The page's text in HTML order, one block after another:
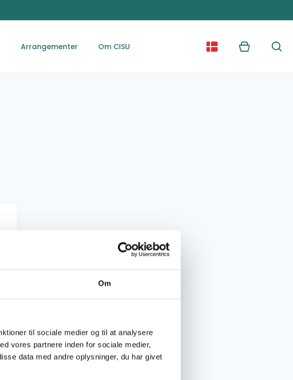
Om
til sociale medier og til at analysere
vores partnere inden for sociale medier,
data med andre oplysninger, du har givet
Arrangementer Om CISU Kurv Søg